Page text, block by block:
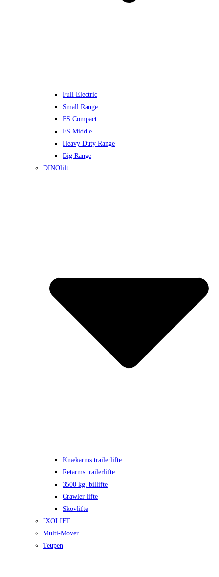
Full Electric
Small Range
FS Compact
FS Middle
Heavy Duty Range
Big Range
DINOlift
Knækarms trailerlifte
Retarms trailerlifte
3500 kg. billifte
Crawler lifte
Skovlifte
IXOLIFT
Multi-Mover
Teupen